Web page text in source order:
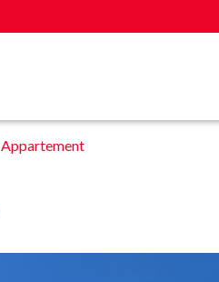
Appartement